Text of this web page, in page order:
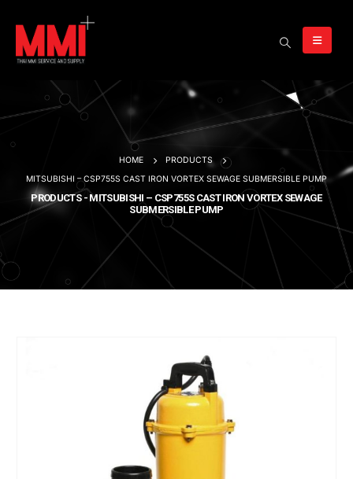
HOME
PRODUCTS
MITSUBISHI – CSP755S CAST IRON VORTEX SEWAGE SUBMERSIBLE PUMP
PRODUCTS - MITSUBISHI – CSP755S CAST IRON VORTEX SEWAGE
SUBMERSIBLE PUMP